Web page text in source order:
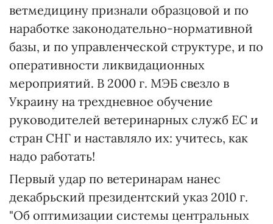
ветмедицину признали образцовой и по
наработке законодательно-нормативной
базы, и по управленческой структуре, и по
оперативности ликвидационных
мероприятий. В 2000 г. МЭБ свезло в
Украину на трехдневное обучение
руководителей ветеринарных служб ЕС и
стран СНГ и наставляло их: учитесь, как
надо работать!
Первый удар по ветеринарам нанес
декабрьский президентский указ 2010 г.
"Об оптимизации системы центральных